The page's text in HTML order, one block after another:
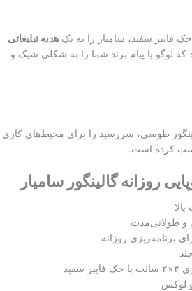
فایبر سفید، سامیار را به یک هدیه تبلیغاتی
که لوگو یا پیام برند شما را به شکلی شیک و
طوسی، سررسید را برای محیط‌های کاری
کرده است.
روزانه گالینگور سامیار
و طولانی‌مدت
و لوکس